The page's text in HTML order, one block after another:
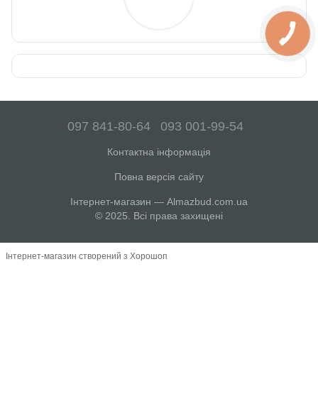
097 841-80-64 093 001-99-54
Контактна інформація
Повна версія сайту
Інтернет-магазин — Almazbud.com.ua
© 2025. Всі права захищені
Інтернет-магазин створений з Хорошоп